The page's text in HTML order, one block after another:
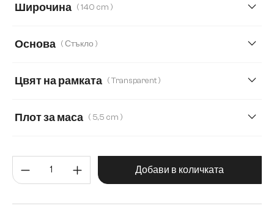
Широчина ( 140 cm )
240 cm
Основа ( Стъкло )
Цвят на рамката ( Transparent )
Transparent
Плот за маса ( 5,5 cm )
Количество на продукта:
Добави в количката